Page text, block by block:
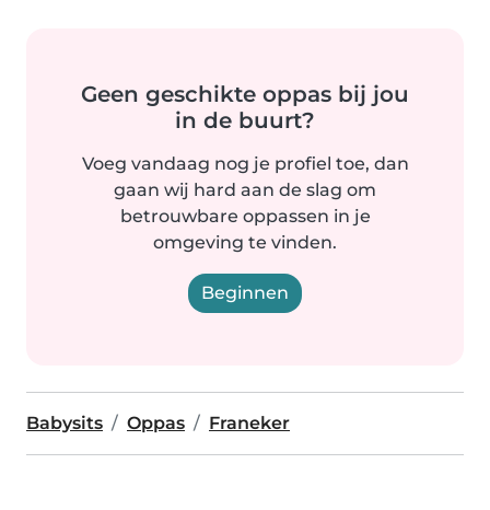
Geen geschikte oppas bij jou
in de buurt?
Voeg vandaag nog je profiel toe, dan
gaan wij hard aan de slag om
betrouwbare oppassen in je
omgeving te vinden.
Beginnen
Babysits Oppas Franeker